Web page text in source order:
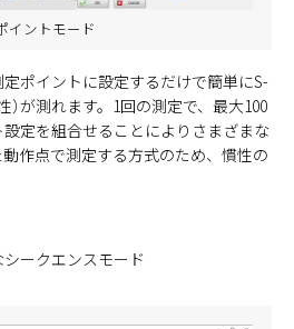
イントモード
ポイントに設定するだけで簡単にS-
）が測れます。1回の測定で、最大100
定を組合せることによりさまざまな
作点で測定する方式のため、慣性の
ークエンスモード